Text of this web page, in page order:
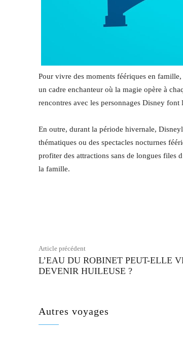
Pour vivre des moments féériques en
un cadre enchanteur où la magie opère à
rencontres avec les personnages Disney font
En outre, durant la période hivernale,
thématiques ou des spectacles nocturnes
profiter des attractions sans de longues files
la famille.
Article précédent
L’EAU DU ROBINET PEUT-ELLE
DEVENIR HUILEUSE ?
Autres voyages